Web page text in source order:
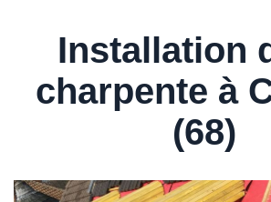
Installation
charpente à
(68)